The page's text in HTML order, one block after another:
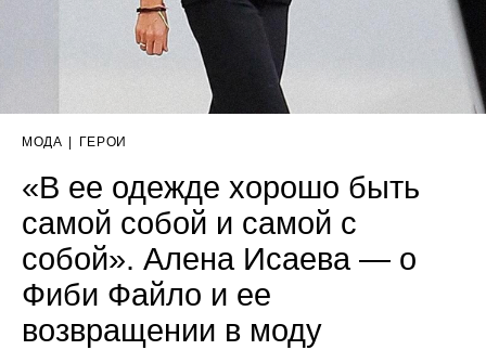
МОДА ГЕРОИ
«В ее одежде хорошо быть
самой собой и самой с
собой». Алена Исаева — о
Фиби Файло и ее
возвращении в моду